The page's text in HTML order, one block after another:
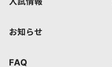
お知らせ
FAQ